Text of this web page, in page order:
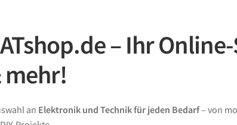
– Ihr
mehr!
an Elektronik und Technik für jeden Bedarf– von